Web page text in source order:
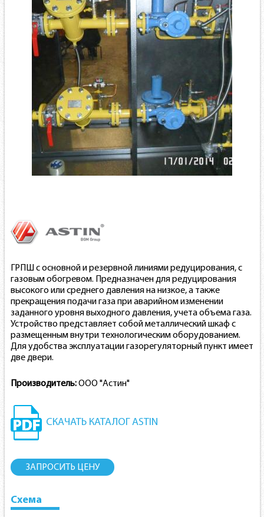
ГРПШ с основной и резервной линиями редуцирования, с
газовым обогревом. Предназначен для редуцирования
высокого или среднего давления на низкое, а также
прекращения подачи газа при аварийном изменении
заданного уровня выходного давления, учета объема газа.
Устройство представляет собой металлический шкаф с
размещенным внутри технологическим оборудованием.
Для удобства эксплуатации газорегуляторный пункт имеет
две двери.
Производитель:ООО "Астин"
СКАЧАТЬ КАТАЛОГ ASTIN
ЗАПРОСИТЬ ЦЕНУ
Схема